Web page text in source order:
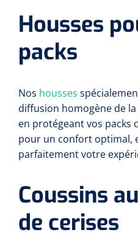
Housses
packs
Nos housses
diffusion homogène de
en protégeant vos packs
pour un confort optimal,
parfaitement votre
Coussins
de cerises